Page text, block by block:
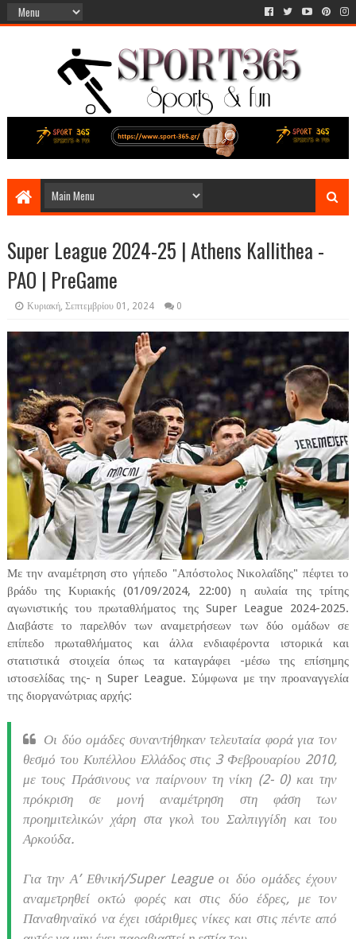
Super League 2024-25 | Athens Kallithea -
PAO | PreGame
Κυριακή, Σεπτεμβρίου 01, 2024 0
Με την αναμέτρηση στο γήπεδο "Απόστολος Νικολαΐδης" πέφτει το
βράδυ της Κυριακής (01/09/2024, 22:00) η αυλαία της τρίτης
αγωνιστικής του πρωταθλήματος της Super League 2024-2025.
Διαβάστε το παρελθόν των αναμετρήσεων των δύο ομάδων σε
επίπεδο πρωταθλήματος και άλλα ενδιαφέροντα ιστορικά και
στατιστικά στοιχεία όπως τα καταγράφει -μέσω της επίσημης
ιστοσελίδας της- η Super League. Σύμφωνα με την προαναγγελία
της διοργανώτριας αρχής:
Οι δύο ομάδες συναντήθηκαν τελευταία φορά για τον
θεσμό του Κυπέλλου Ελλάδος στις 3 Φεβρουαρίου 2010,
με τους Πράσινους να παίρνουν τη νίκη (2- 0) και την
πρόκριση σε μονή αναμέτρηση στη φάση των
προημιτελικών χάρη στα γκολ του Σαλπιγγίδη και του
Αρκούδα.
Για την Α’ Εθνική/Super League οι δύο ομάδες έχουν
αναμετρηθεί οκτώ φορές και στις δύο έδρες, με τον
Παναθηναϊκό να έχει ισάριθμες νίκες και στις πέντε από